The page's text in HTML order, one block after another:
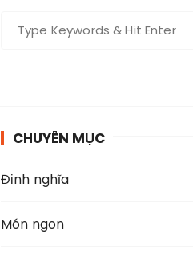
r
CHUYÊN MỤC
Định nghĩa
Món ngon